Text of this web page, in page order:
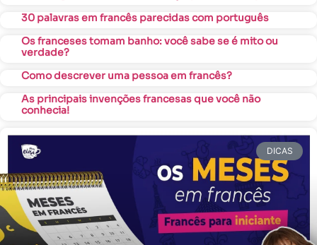
30 palavras em francês parecidas com português
Os franceses tomam banho: você sabe se é mito ou
verdade?
Como descrever uma pessoa em francês?
As principais invenções francesas que você não
conhecia!
DICAS